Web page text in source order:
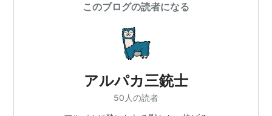
このブログの読者になる
アルパカ三銃士
50人の読者